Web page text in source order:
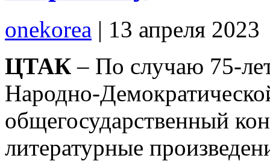
onekorea | 13 апреля 2023
ЦТАК – По случаю 75-
Народно-
общегосударственный
литературные